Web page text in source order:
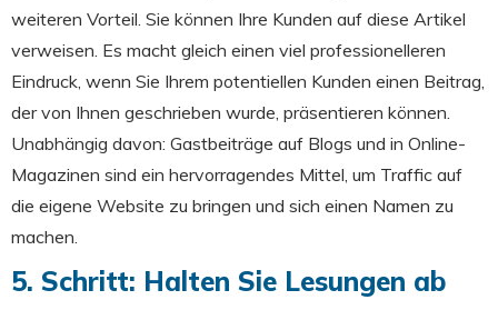
weiteren Vorteil. Sie können Ihre Kunden auf diese Artikel
verweisen. Es macht gleich einen viel professionelleren
Eindruck, wenn Sie Ihrem potentiellen Kunden einen Beitrag,
der von Ihnen geschrieben wurde, präsentieren können.
Unabhängig davon: Gastbeiträge auf Blogs und in Online-
Magazinen sind ein hervorragendes Mittel, um Traffic auf
die eigene Website zu bringen und sich einen Namen zu
machen.
5. Schritt: Halten Sie Lesungen ab